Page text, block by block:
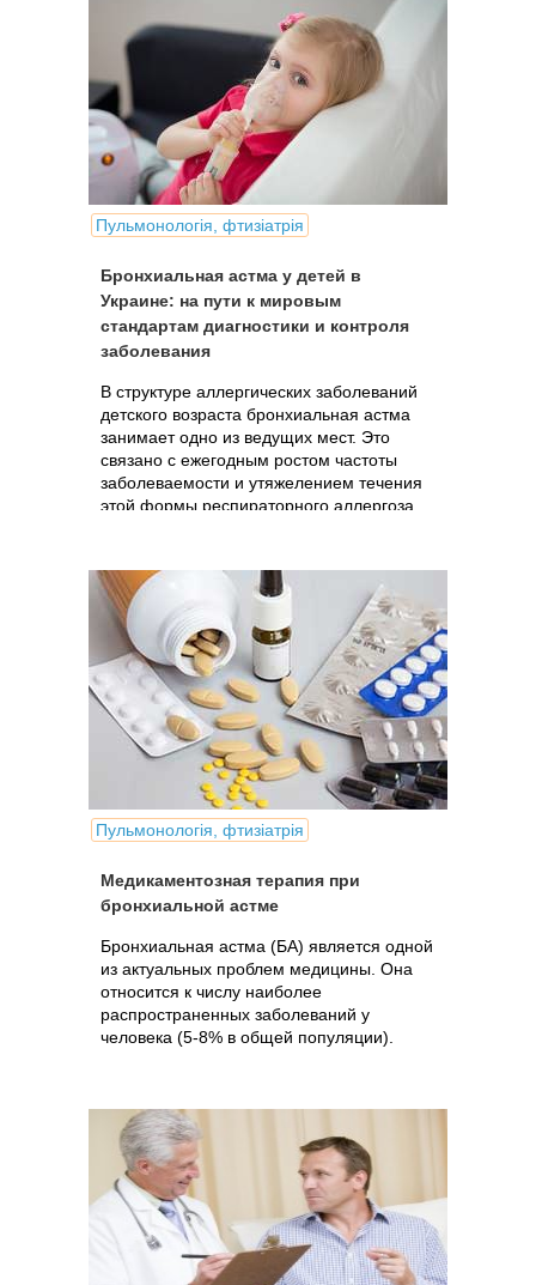
Пульмонологія, фтизіатрія
Бронхиальная астма у детей в
Украине: на пути к мировым
стандартам диагностики и контроля
заболевания
В структуре аллергических заболеваний
детского возраста бронхиальная астма
занимает одно из ведущих мест. Это
связано с ежегодным ростом частоты
заболеваемости и утяжелением течения
этой формы респираторного аллергоза.
Пульмонологія, фтизіатрія
Медикаментозная терапия при
бронхиальной астме
Бронхиальная астма (БА) является одной
из актуальных проблем медицины. Она
относится к числу наиболее
распространенных заболеваний у
человека (5-8% в общей популяции).